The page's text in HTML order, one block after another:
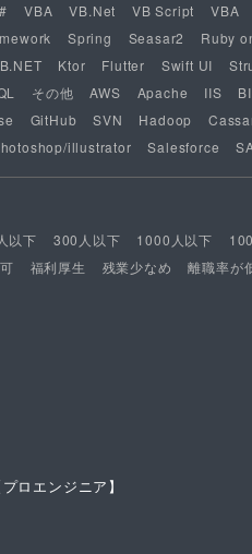
VBA VB.Net VB Script VBA
Spring Seasar2 Ruby
Ktor Flutter Swift UI
その他 AWS Apache IIS
GitHub SVN Hadoop
illustrator Salesforce
以下 300人以下 1000人以下
福利厚生 残業少なめ 離職率が
プロエンジニア】